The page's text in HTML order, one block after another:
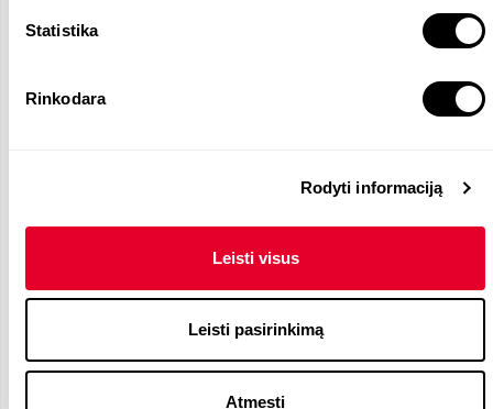
Statistika
Rinkodara
Rodyti informaciją
Leisti visus
Leisti pasirinkimą
Atmesti
Reikalingos kalbos
Privalomi įgūdžiai
Statybos vadovo atestatas <1